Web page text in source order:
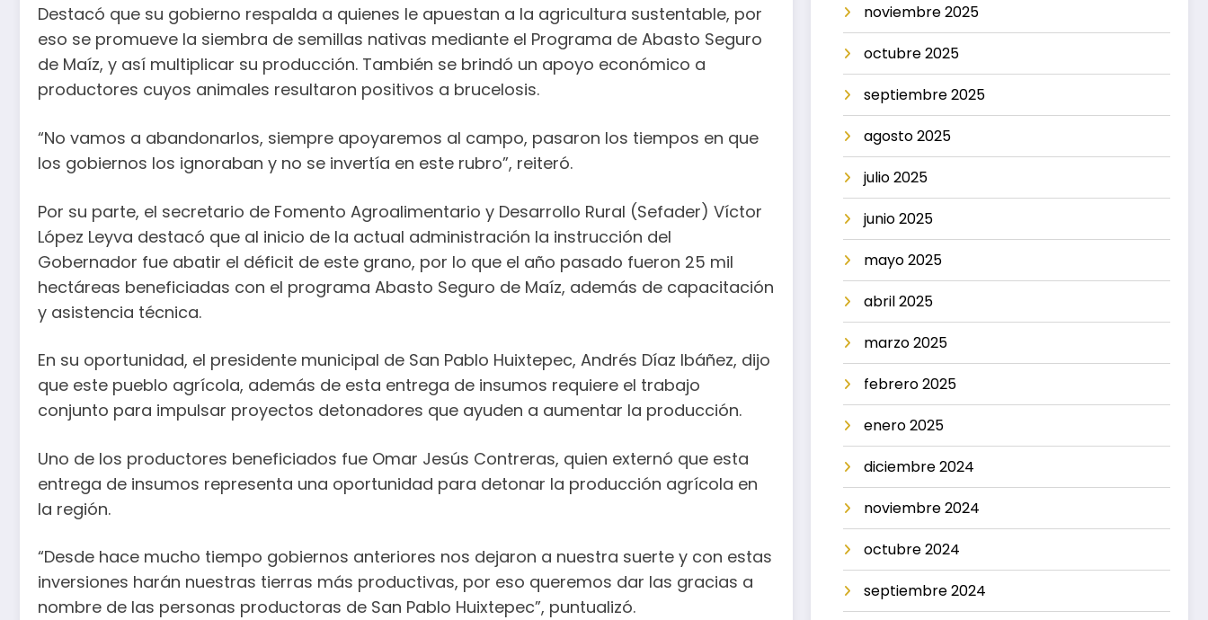
Destacó que su gobierno respalda a quienes le apuestan a la agricultura sustentable, por
eso se promueve la siembra de semillas nativas mediante el Programa de Abasto Seguro
de Maíz, y así multiplicar su producción. También se brindó un apoyo económico a
productores cuyos animales resultaron positivos a brucelosis.
“No vamos a abandonarlos, siempre apoyaremos al campo, pasaron los tiempos en que
los gobiernos los ignoraban y no se invertía en este rubro”, reiteró.
Por su parte, el secretario de Fomento Agroalimentario y Desarrollo Rural (Sefader) Víctor
López Leyva destacó que al inicio de la actual administración la instrucción del
Gobernador fue abatir el déficit de este grano, por lo que el año pasado fueron 25 mil
hectáreas beneficiadas con el programa Abasto Seguro de Maíz, además de capacitación
y asistencia técnica.
En su oportunidad, el presidente municipal de San Pablo Huixtepec, Andrés Díaz Ibáñez, dijo
que este pueblo agrícola, además de esta entrega de insumos requiere el trabajo
conjunto para impulsar proyectos detonadores que ayuden a aumentar la producción.
Uno de los productores beneficiados fue Omar Jesús Contreras, quien externó que esta
entrega de insumos representa una oportunidad para detonar la producción agrícola en
la región.
“Desde hace mucho tiempo gobiernos anteriores nos dejaron a nuestra suerte y con estas
inversiones harán nuestras tierras más productivas, por eso queremos dar las gracias a
nombre de las personas productoras de San Pablo Huixtepec”, puntualizó.
noviembre 2025
octubre 2025
septiembre 2025
agosto 2025
julio 2025
junio 2025
mayo 2025
abril 2025
marzo 2025
febrero 2025
enero 2025
diciembre 2024
noviembre 2024
octubre 2024
septiembre 2024